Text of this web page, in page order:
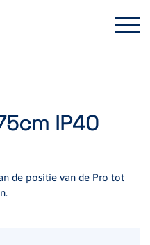
IP40
de positie van de Pro tot